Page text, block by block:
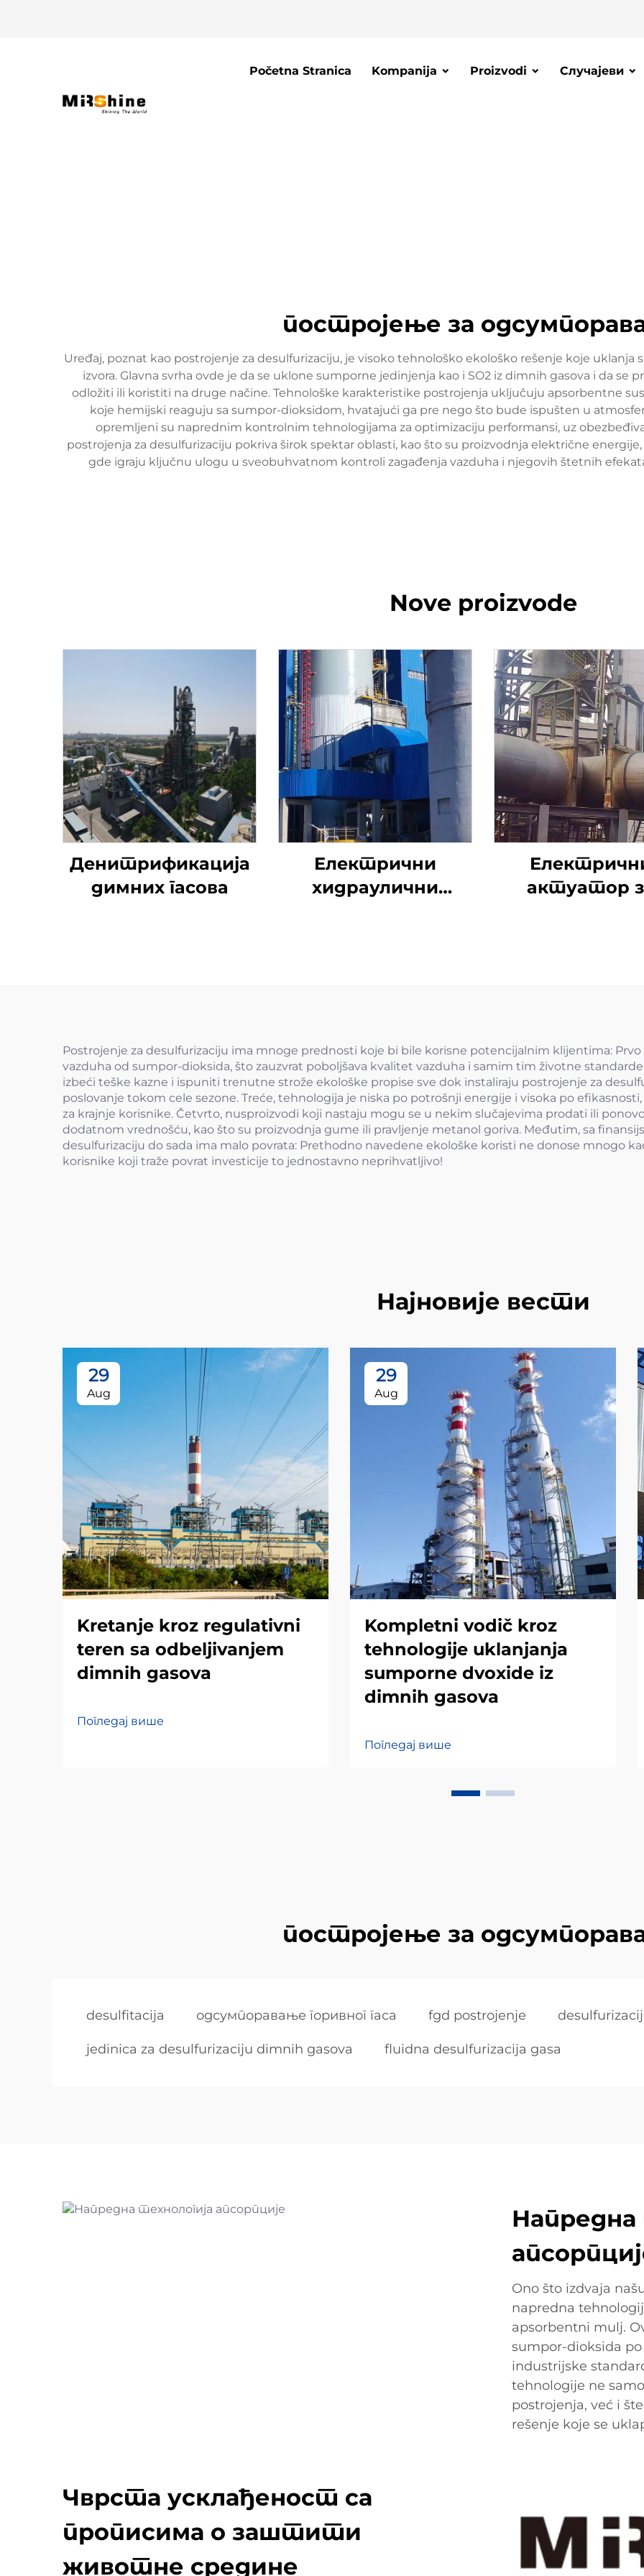
Početna Stranica Kompanija Proizvodi Случајеви
постројење за
Uređaj, poznat kao postrojenje za desulfurizaciju, je visoko tehnološko ekološko rešenje koje
izvora. Glavna svrha ovde je da se uklone sumporne jedinjenja kao i SO2 iz dimnih gasova i da se
odložiti ili koristiti na druge načine. Tehnološke karakteristike postrojenja uključuju apsorbentne
koje hemijski reaguju sa sumpor-dioksidom, hvatajući ga pre nego što bude ispušten u
opremljeni su naprednim kontrolnim tehnologijama za optimizaciju performansi, uz
postrojenja za desulfurizaciju pokriva širok spektar oblasti, kao što su proizvodnja električne
gde igraju ključnu ulogu u sveobuhvatnom kontroli zagađenja vazduha i njegovih štetnih
Nove proizvode
Денитрификација
димних гасова
Електрични
хидраулични
актуатор
Postrojenje za desulfurizaciju ima mnoge prednosti koje bi bile korisne potencijalnim klijentima: Prvo
vazduha od sumpor-dioksida, što zauzvrat poboljšava kvalitet vazduha i samim tim životne
izbeći teške kazne i ispuniti trenutne strože ekološke propise sve dok instaliraju postrojenje za
poslovanje tokom cele sezone. Treće, tehnologija je niska po potrošnji energije i visoka po
za krajnje korisnike. Četvrto, nusproizvodi koji nastaju mogu se u nekim slučajevima prodati ili
dodatnom vrednošću, kao što su proizvodnja gume ili pravljenje metanol goriva. Međutim, sa
desulfurizaciju do sada ima malo povrata: Prethodno navedene ekološke koristi ne donose mnogo
korisnike koji traže povrat investicije to jednostavno neprihvatljivo!
Најновије вести
29
Aug
Kretanje kroz regulativni
teren sa odbeljivanjem
dimnih gasova
Погледај више
29
Aug
Kompletni vodič kroz
tehnologije uklanjanja
sumporne dvoxide iz
dimnih gasova
Погледај више
постројење за
desulfitacija одсумпоравање горивног гаса fgd postrojenje
jedinica za desulfurizaciju dimnih gasova fluidna desulfurizacija gasa
Напредна
Ono što izdvaja
napredna
apsorbentni mulj.
sumpor-dioksida
industrijske
tehnologije ne
postrojenja, već i
rešenje koje se
Чврста усклађеност са
прописима о заштити
животне средине